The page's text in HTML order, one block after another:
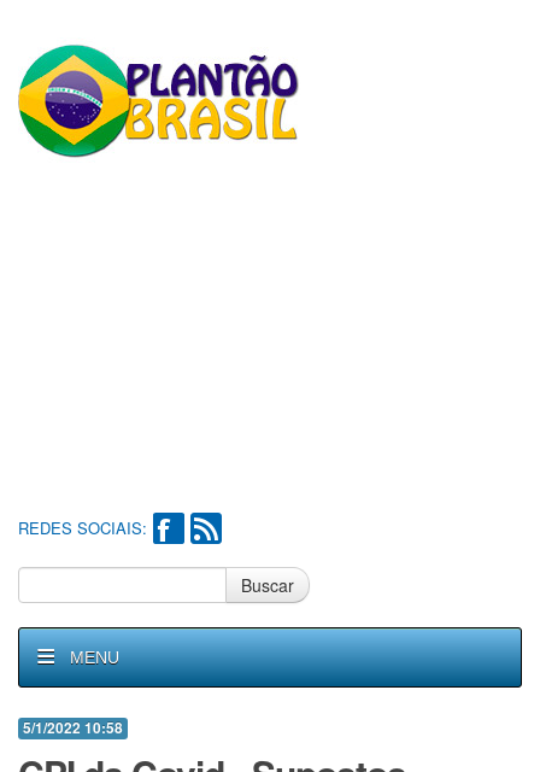
REDES SOCIAIS:
Buscar
MENU
5/1/2022 10:58